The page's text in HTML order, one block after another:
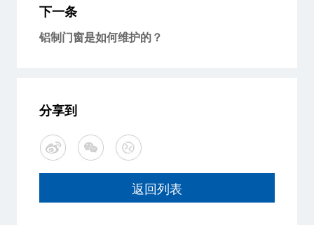
下一条
铝制门窗是如何维护的？
分享到
返回列表